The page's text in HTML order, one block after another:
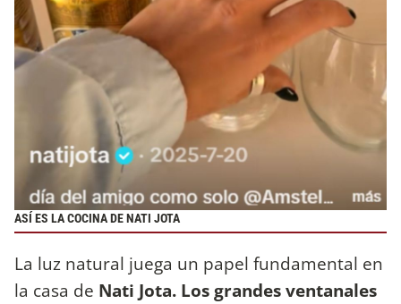
ASÍ ES LA COCINA DE NATI JOTA
La luz natural juega un papel fundamental en
la casa de Nati Jota. Los grandes ventanales